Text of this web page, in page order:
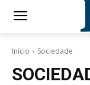
Início Sociedade